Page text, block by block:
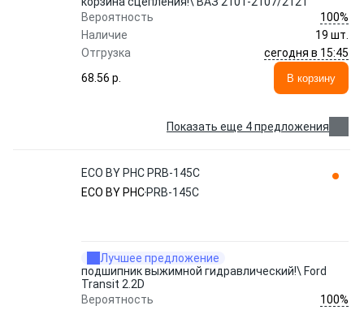
Вероятность
100%
Наличие
19 шт.
Отгрузка
сегодня в 15:45
68.56 p.
В корзину
Показать еще 4 предложения
ECO BY PHC PRB-145C
ECO BY PHC PRB-145C
Лучшее предложение
подшипник выжимной гидравлический!\ Ford
Transit 2.2D
Вероятность
100%